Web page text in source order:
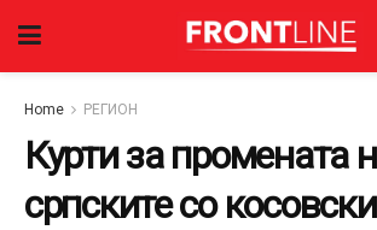
Home РЕГИОН
Курти за промената
српските со косовски